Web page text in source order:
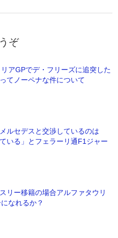
ぞ
アGPでデ・フリーズに追突した
てノーペナな件について
ルセデスと交渉しているのは
ている」とフェラーリ通F1ジャー
リー移籍の場合アルファタウリ
なれるか？